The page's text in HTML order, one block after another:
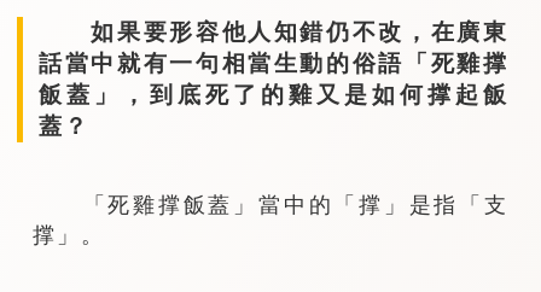
如果要形容他人知錯仍不改，在廣東
話當中就有一句相當生動的俗語「死雞撑
飯蓋」，到底死了的雞又是如何撑起飯
蓋？
「死雞撑飯蓋」當中的「撑」是指「支
撑」。